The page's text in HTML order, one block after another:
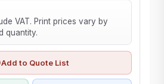
VAT. Print prices vary by
quantity.
Add to Quote List